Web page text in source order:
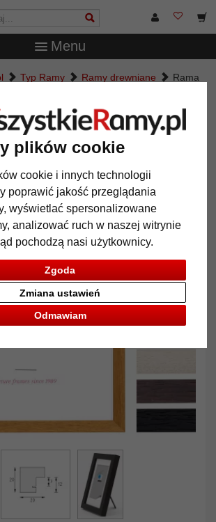
plików cookie
cookie i innych technologii
poprawić jakość przeglądania
wyświetlać spersonalizowane
analizować ruch w naszej witrynie
pochodzą nasi użytkownicy.
Zgoda
Odmawiam
Zmiana ustawień
Menu
Typ Ramy Ramy drewniane
Rama
Lotaryngia na